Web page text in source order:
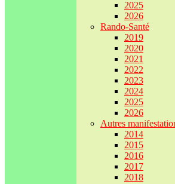
2025
2026
Rando-Santé
2019
2020
2021
2022
2023
2024
2025
2026
Autres
2014
2015
2016
2017
2018